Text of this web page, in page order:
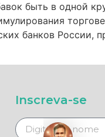
быть в одной
банков России,
Inscreva-se